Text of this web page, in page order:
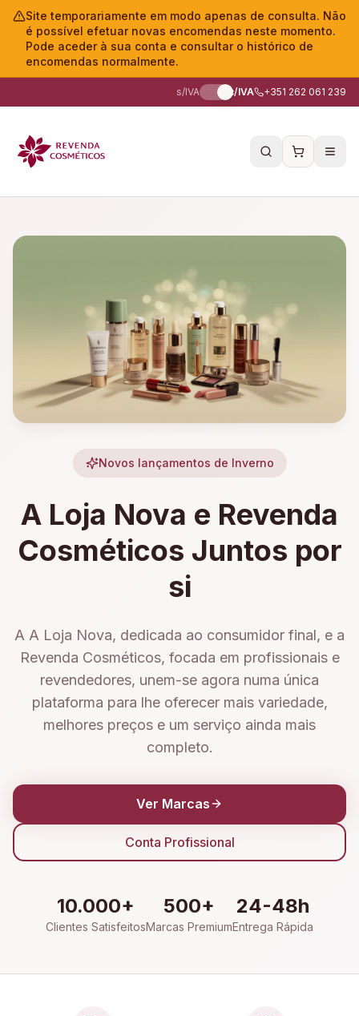
Site temporariamente em modo apenas de consulta. Não
é possível efetuar novas encomendas neste momento.
Pode aceder à sua conta e consultar o histórico de
encomendas normalmente.
s/IVA c/IVA +351 262 061 239
Novos lançamentos de Inverno
A Loja Nova e Revenda
Cosméticos Juntos por
si
A A Loja Nova, dedicada ao consumidor final, e a
Revenda Cosméticos, focada em profissionais e
revendedores, unem-se agora numa única
plataforma para lhe oferecer mais variedade,
melhores preços e um serviço ainda mais
completo.
Ver Marcas
Conta Profissional
10.000+
Clientes Satisfeitos
500+
Marcas Premium
24-48h
Entrega Rápida